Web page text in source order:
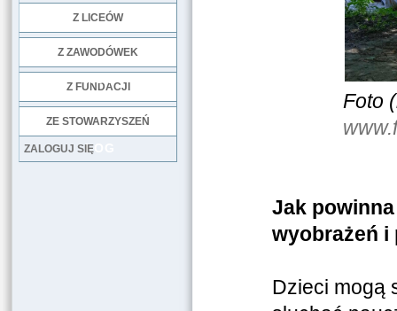
Z LICEÓW
Z ZAWODÓWEK
Z FUNDACJI
ZE STOWARZYSZEŃ
LOG
ZALOGUJ SIĘ
Foto
Jak
wyobrażeń i
Dzieci mogą